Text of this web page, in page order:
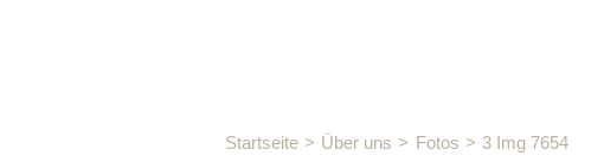
Startseite Über uns Fotos 3 Img 7654